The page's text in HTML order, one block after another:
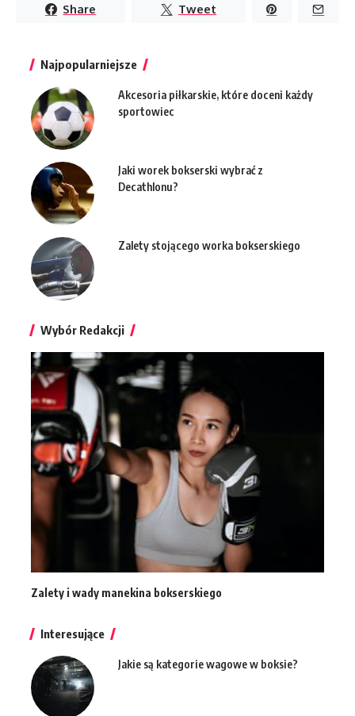
Share Tweet
Najpopularniejsze
Akcesoria piłkarskie, które doceni każdy
sportowiec
Jaki worek bokserski wybrać z
Decathlonu?
Zalety stojącego worka bokserskiego
Wybór Redakcji
Zalety i wady manekina bokserskiego
Interesujące
Jakie są kategorie wagowe w boksie?